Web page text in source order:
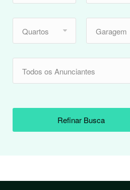
Quartos Garagem
Todos os Anunciantes
Refinar Busca